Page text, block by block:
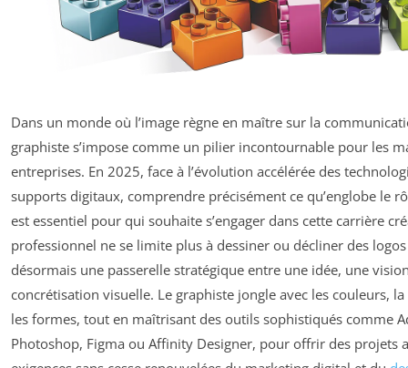
Dans un monde où l’image règne en maître sur la
graphiste s’impose comme un pilier incontournable pour les
entreprises. En 2025, face à l’évolution accélérée des
supports digitaux, comprendre précisément ce qu’englobe le
est essentiel pour qui souhaite s’engager dans cette carrière
professionnel ne se limite plus à dessiner ou décliner des
désormais une passerelle stratégique entre une idée, une
concrétisation visuelle. Le graphiste jongle avec les couleurs,
les formes, tout en maîtrisant des outils sophistiqués comme
Photoshop, Figma ou Affinity Designer, pour offrir des projets